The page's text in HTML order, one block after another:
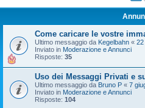
Come caricare le vostre
Ultimo messaggio da Kegelbahn « 22
Inviato in Moderazione e Annunci
Risposte: 35
Uso dei Messaggi Privati e
Ultimo messaggio da Bruno P « 7
Inviato in Moderazione e Annunci
Risposte: 104